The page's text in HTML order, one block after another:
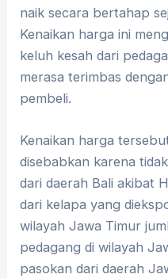
naik secara bertahap
Kenaikan harga ini
keluh kesah dari
merasa terimbas
pembeli.
Kenaikan harga
disebabkan karena
dari daerah Bali akibat
dari kelapa yang
wilayah Jawa Timur
pedagang di wilayah
pasokan dari daerah